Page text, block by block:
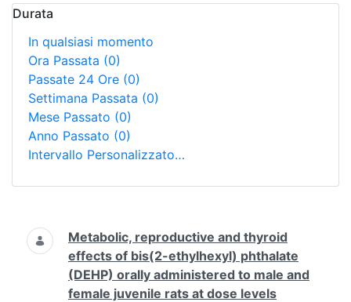
Durata
In qualsiasi momento
Ora Passata (0)
Passate 24 Ore (0)
Settimana Passata (0)
Mese Passato (0)
Anno Passato (0)
Intervallo Personalizzato…
Ricerca
Metabolic, reproductive and thyroid
effects of bis(2-ethylhexyl) phthalate
(DEHP) orally administered to male and
female juvenile rats at dose levels